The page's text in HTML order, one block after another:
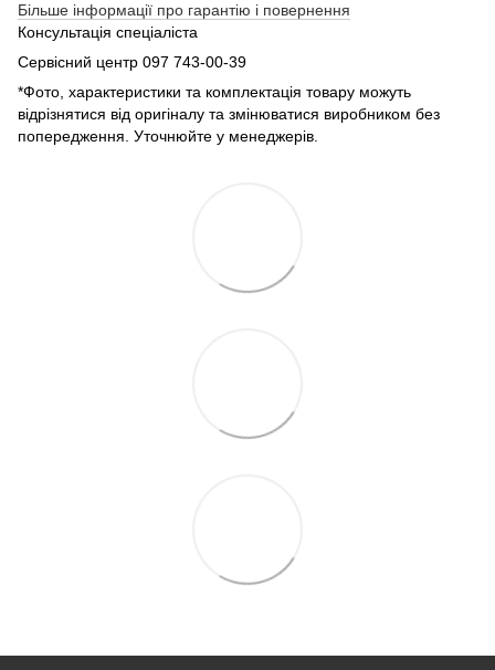
Більше інформації про гарантію і повернення
Консультація спеціаліста
Сервісний центр 097 743-00-39
*Фото, характеристики та комплектація товару можуть
відрізнятися від оригіналу та змінюватися виробником без
попередження. Уточнюйте у менеджерів.